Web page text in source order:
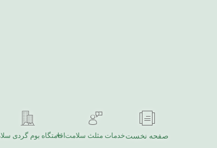
صفحه نخستخدمات مثلث سلامتاقامتگاه بوم گردی